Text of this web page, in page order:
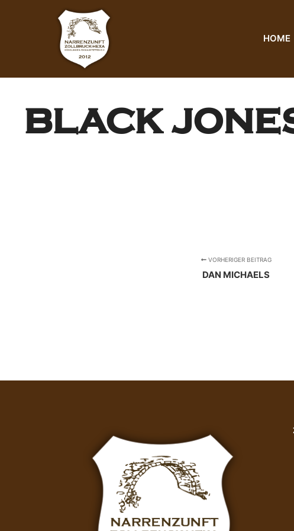
HOME
BLACK
VORHERIGER BEITRAG
DAN MICHAELS